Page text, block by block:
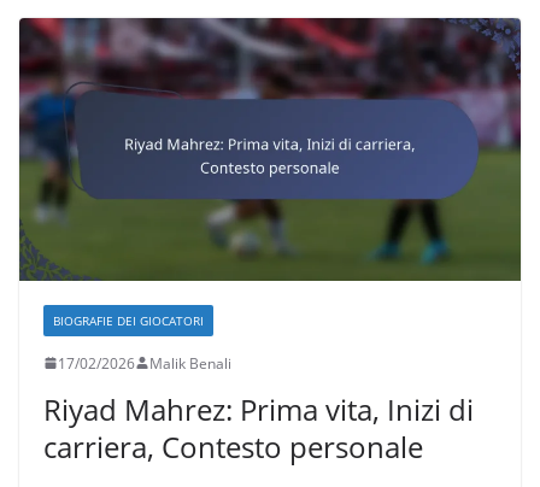
BIOGRAFIE DEI GIOCATORI
17/02/2026 Malik Benali
Riyad Mahrez: Prima vita, Inizi di
carriera, Contesto personale